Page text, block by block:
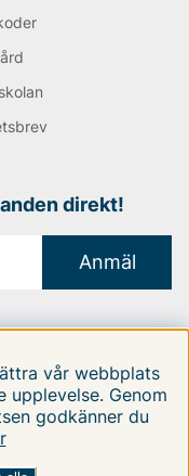
direkt!
Anmäl
vår webbplats
Genom
godkänner du